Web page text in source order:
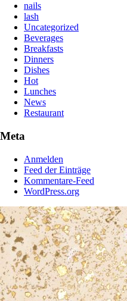
nails
lash
Uncategorized
Beverages
Breakfasts
Dinners
Dishes
Hot
Lunches
News
Restaurant
Meta
Anmelden
Feed der Einträge
Kommentare-Feed
WordPress.org